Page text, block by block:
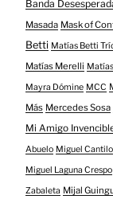
Banda
Masada Mask of
Betti Matías Betti
Matías Merelli
Mayra Dómine MCC
Más Mercedes Sosa
Mi Amigo
Abuelo Miguel Cantilo
Miguel Laguna Crespo
Zabaleta Mijal